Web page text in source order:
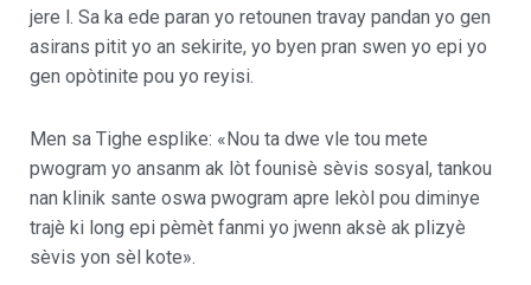
jere l. Sa ka ede paran yo retounen travay pandan yo gen
asirans pitit yo an sekirite, yo byen pran swen yo epi yo
gen opòtinite pou yo reyisi.
Men sa Tighe esplike: «Nou ta dwe vle tou mete
pwogram yo ansanm ak lòt founisè sèvis sosyal, tankou
nan klinik sante oswa pwogram apre lekòl pou diminye
trajè ki long epi pèmèt fanmi yo jwenn aksè ak plizyè
sèvis yon sèl kote».